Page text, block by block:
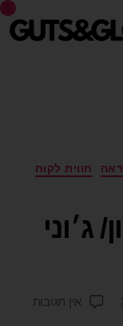
חווית לקוח
ג׳וני
אין תגובות